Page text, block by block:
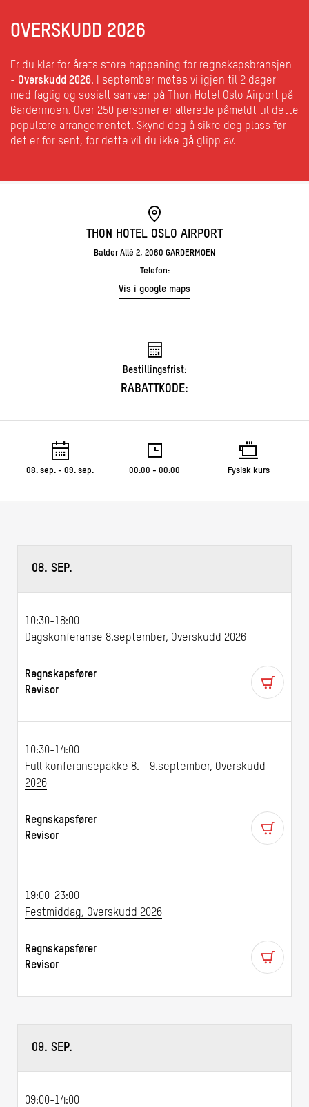
OVERSKUDD 2026
Er du klar for årets store happening for regnskapsbransjen
- Overskudd 2026. I september møtes vi igjen til 2 dager
med faglig og sosialt samvær på Thon Hotel Oslo Airport på
Gardermoen. Over 250 personer er allerede påmeldt til dette
populære arrangementet. Skynd deg å sikre deg plass før
det er for sent, for dette vil du ikke gå glipp av.
THON HOTEL OSLO AIRPORT
Balder Allé 2, 2060 GARDERMOEN
Telefon:
Vis i google maps
Bestillingsfrist:
RABATTKODE:
08. sep. - 09. sep. 00:00 - 00:00 Fysisk kurs
08. SEP.
10:30-18:00
Dagskonferanse 8.september, Overskudd 2026
Regnskapsfører
Revisor
10:30-14:00
Full konferansepakke 8. - 9.september, Overskudd
2026
Regnskapsfører
Revisor
19:00-23:00
Festmiddag, Overskudd 2026
Regnskapsfører
Revisor
09. SEP.
09:00-14:00